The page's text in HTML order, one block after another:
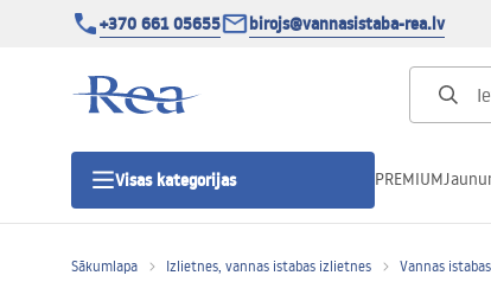
+370 661 05655 birojs@vannasistaba-rea.lv
Visas kategorijas PREMIUM
Sākumlapa Izlietnes, vannas istabas izlietnes Vannas